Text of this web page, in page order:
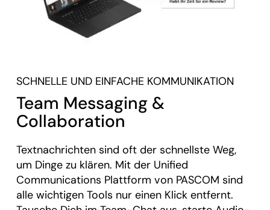
SCHNELLE UND EINFACHE KOMMUNIKATION
Team Messaging &
Collaboration
Textnachrichten sind oft der schnellste Weg,
um Dinge zu klären. Mit der Unified
Communications Plattform von PASCOM sind
alle wichtigen Tools nur einen Klick entfernt.